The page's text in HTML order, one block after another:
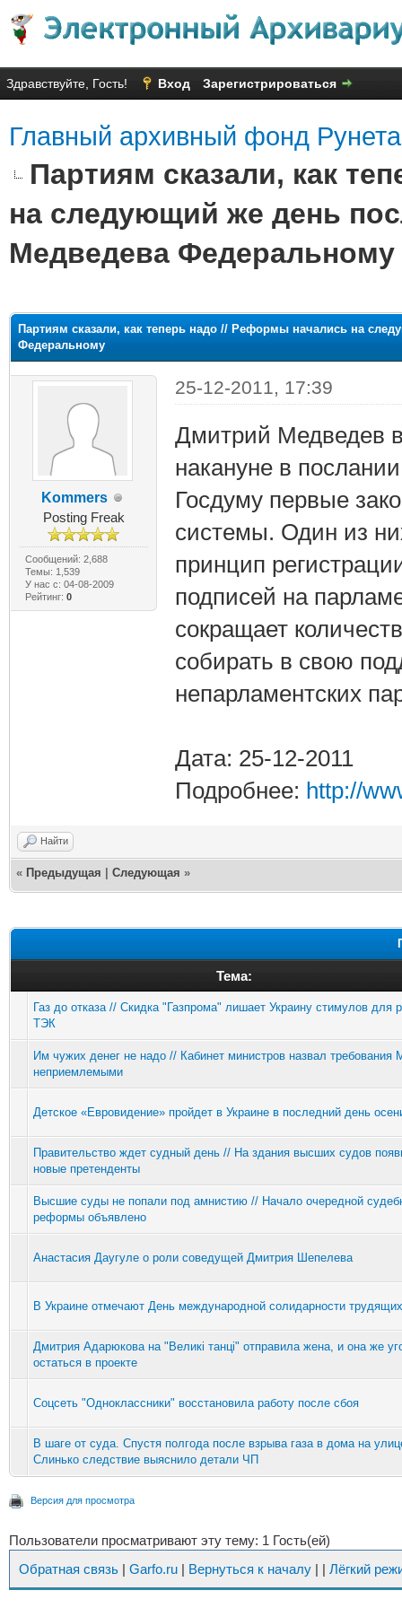
Здравствуйте, Гость! Вход Зарегистрироваться
Главный архивный фонд Рунета
Партиям сказали, как
на следующий же день
Медведева Федеральному
Партиям сказали, как теперь надо // Реформы начались на
Федеральному
Kommers
Posting Freak
Сообщений: 2,688
Темы: 1,539
У нас с: 04-08-2009
Рейтинг: 0
25-12-2011, 17:39
Дмитрий Медведев
накануне в
Госдуму первые
системы. Один из
принцип
подписей на
сокращает
собирать в свою
непарламентских
Дата: 25-12-2011
Подробнее: http://
Найти
« Предыдущая Следующая »
Тема:
Газ до отказа // Скидка "Газпрома" лишает Украину стимулов для
ТЭК
Им чужих денег не надо // Кабинет министров назвал
неприемлемыми
Детское «Евровидение» пройдет в Украине в последний день
Правительство ждет судный день // На здания высших судов
новые претенденты
Высшие суды не попали под амнистию // Начало очередной
реформы объявлено
Анастасия Даугуле о роли соведущей Дмитрия Шепелева
В Украине отмечают День международной солидарности
Дмитрия Адарюкова на "Великі танці" отправила жена, и она же
остаться в проекте
Соцсеть "Одноклассники" восстановила работу после сбоя
В шаге от суда. Спустя полгода после взрыва газа в дома на
Слинько следствие выяснило детали ЧП
Версия для просмотра
Пользователи просматривают эту тему: 1 Гость(ей)
Обратная связь | Garfo.ru | Вернуться к началу | | Лёгкий